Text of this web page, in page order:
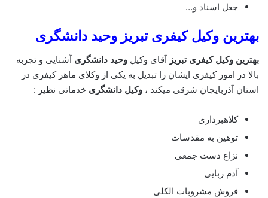
جعل اسناد و…
بهترین وکیل کیفری تبریز وحید دانشگری
بهترین وکیل کیفری تبریز آقای وکیل وحید دانشگری آشنایی و تجربه
بالا در امور کیفری ایشان را تبدیل به یکی از وکلای ماهر کیفری در
استان آذربایجان شرقی میکند ، وکیل دانشگری خدماتی نظیر :
کلاهبرداری
توهین به مقدسات
نزاع دست جمعی
آدم ربایی
فروش مشروبات الکلی